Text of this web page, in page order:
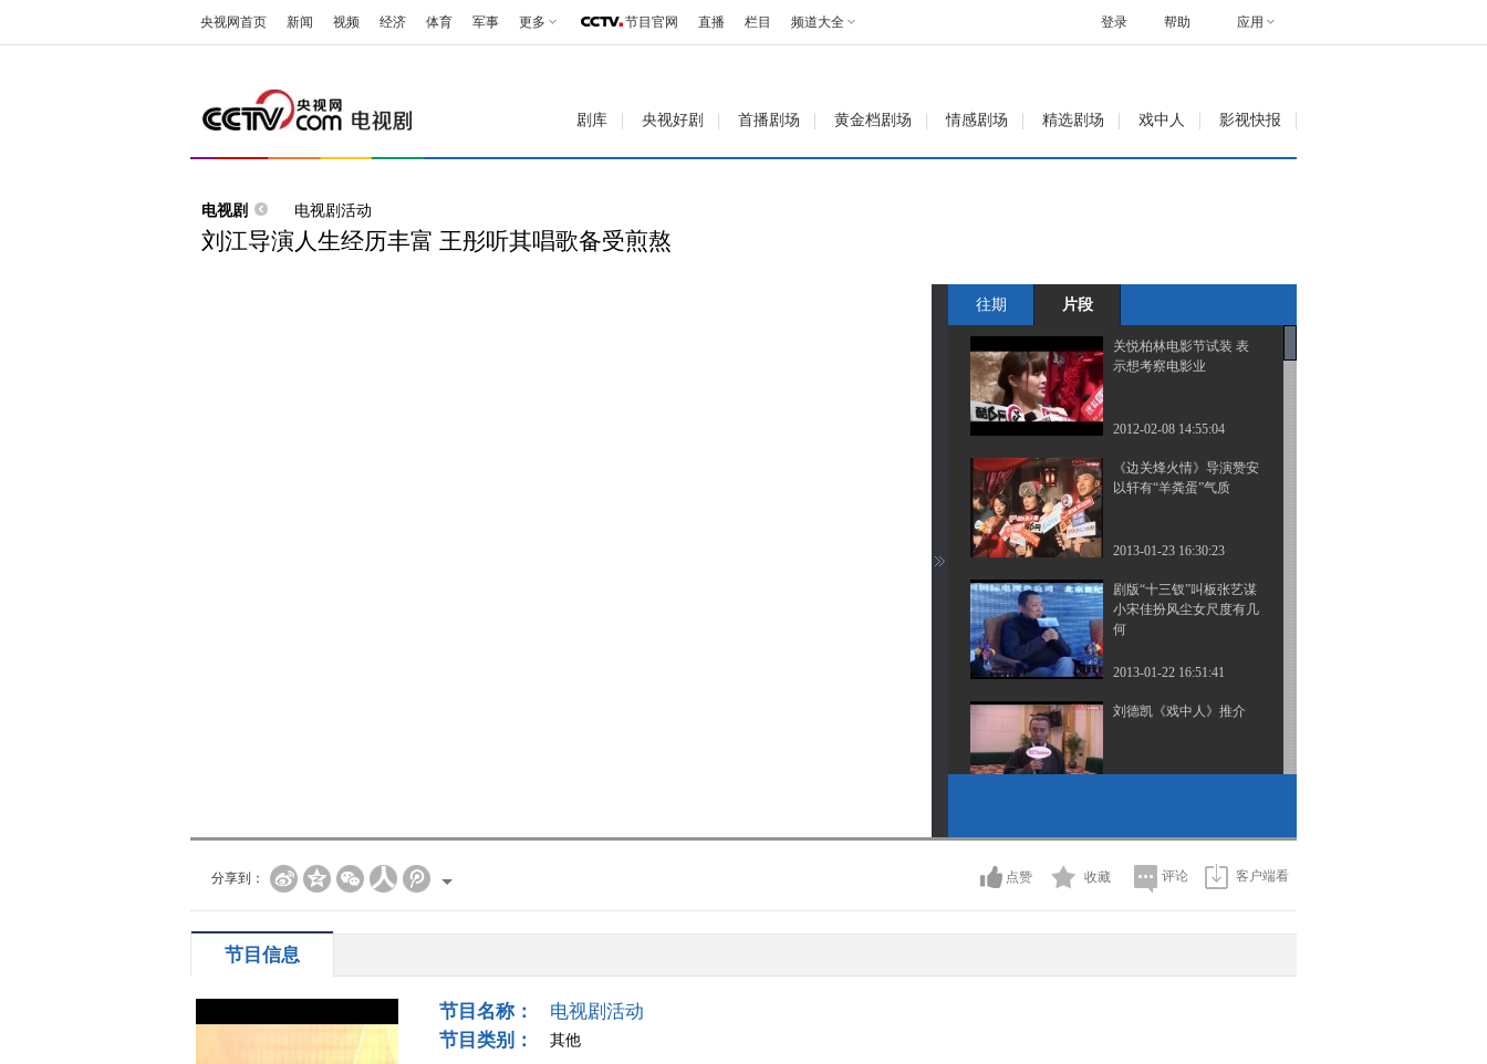
央视网首页 新闻 视频 经济 体育 军事 更多 节目官网 直播 栏目 频道大全 帮助 应用
登录
剧库 央视好剧 首播剧场 黄金档剧场 情感剧场 精选剧场 戏中人 影视快报
电视剧 电视剧活动
刘江导演人生经历丰富 王彤听其唱歌备受煎熬
往期 片段
关悦柏林电影节试装 表
示想考察电影业
2012-02-08 14:55:04
《边关烽火情》导演赞安
以轩有“羊粪蛋”气质
2013-01-23 16:30:23
剧版“十三钗”叫板张艺谋
小宋佳扮风尘女尺度有几
何
2013-01-22 16:51:41
刘德凯《戏中人》推介
2012-12-27 14:22:19
演日本人很犀利
分享到： 点赞 收藏 评论 客户端看
节目信息
节目名称：
电视剧活动
节目类别：
其他